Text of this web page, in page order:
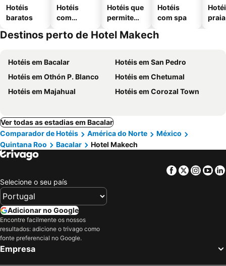
Hotéis
baratos
Hotéis
com
Hotéis que
permitem
Hotéis
com spa
praia
Destinos perto de Hotel Makech
Hotéis em Bacalar
Hotéis em San Pedro
Hotéis em Othón P. Blanco
Hotéis em Chetumal
Hotéis em Majahual
Hotéis em Corozal Town
Ver todas as estadias em Bacalar
Comparador de Hotéis
América do Norte
México
Quintana Roo
Bacalar Hotel Makech
Facebook
Twitter
Selecione o seu país
Adicionar no Google
Encontre facilmente os nossos
resultados: adicione o trivago como
fonte preferencial no Google.
Empresa